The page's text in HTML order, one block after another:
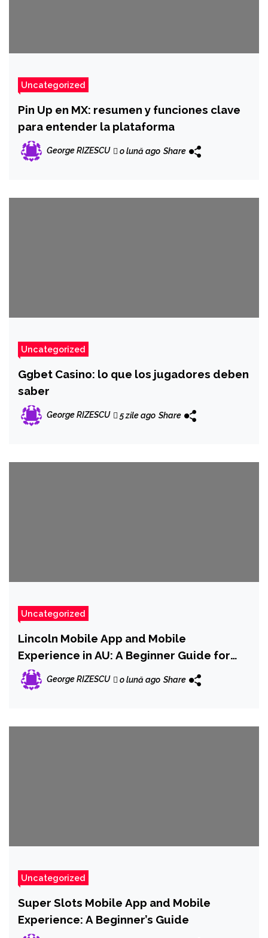
Uncategorized
Pin Up en MX: resumen y funciones clave
para entender la plataforma
George RIZESCU o lună ago Share
Uncategorized
Ggbet Casino: lo que los jugadores deben
saber
George RIZESCU 5 zile ago Share
Uncategorized
Lincoln Mobile App and Mobile
Experience in AU: A Beginner Guide for
Mobile Players
George RIZESCU o lună ago Share
Uncategorized
Super Slots Mobile App and Mobile
Experience: A Beginner’s Guide